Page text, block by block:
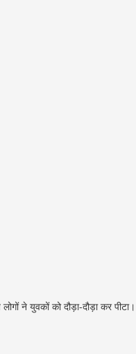
ने युवकों को दौड़ा-दौड़ा कर पीटा।